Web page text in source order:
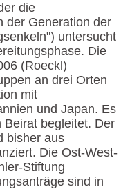
die
der Generation der
untersucht
Die
(Roeckl)
an drei Orten
mit
und Japan. Es
Beirat begleitet. Der
bisher aus
Die Ost-West-
Stiftung
sind in